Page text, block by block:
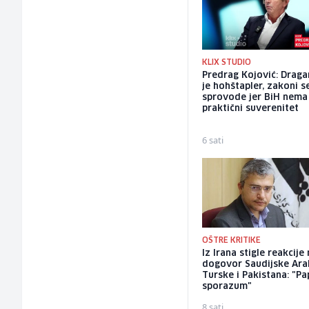
KLIX STUDIO
Predrag Kojović:
je hohštapler, zakoni
sprovode jer BiH nema
praktični suverenitet
6 sati
OŠTRE KRITIKE
Iz Irana stigle reakcije
dogovor Saudijske
Turske i Pakistana:
sporazum"